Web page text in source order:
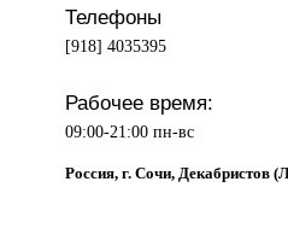
Телефоны
[918] 4035395
Рабочее время:
09:00-21:00 пн-вс
Россия, г. Сочи, Декабристов